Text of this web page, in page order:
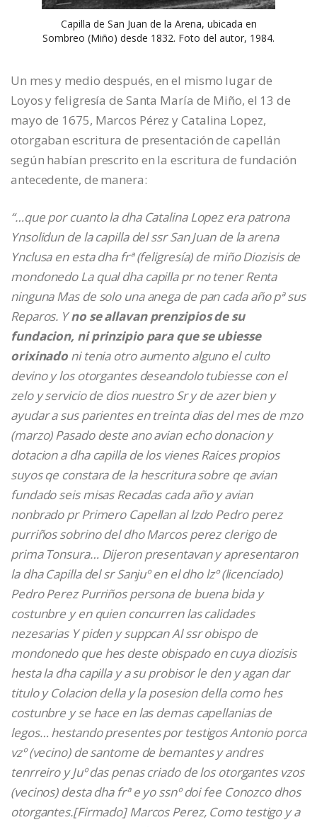
Capilla de San Juan de la Arena, ubicada en
Sombreo (Miño) desde 1832. Foto del autor, 1984.
Un mes y medio después, en el mismo lugar de
Loyos y feligresía de Santa María de Miño, el 13 de
mayo de 1675, Marcos Pérez y Catalina Lopez,
otorgaban escritura de presentación de capellán
según habían prescrito en la escritura de fundación
antecedente, de manera:
“…que por cuanto la dha Catalina Lopez era patrona
Ynsolidun de la capilla del ssr San Juan de la arena
Ynclusa en esta dha frª (feligresía) de miño Diozisis de
mondonedo La qual dha capilla pr no tener Renta
ninguna Mas de solo una anega de pan cada año pª sus
Reparos. Yno se allavan prenzipios de su
fundacion, ni prinzipio para que se ubiesse
orixinado ni tenia otro aumento alguno el culto
devino y los otorgantes deseandolo tubiesse con el
zelo y servicio de dios nuestro Sr y de azer bien y
ayudar a sus parientes en treinta dias del mes de mzo
(marzo) Pasado deste ano avian echo donacion y
dotacion a dha capilla de los vienes Raices propios
suyos qe constara de la hescritura sobre qe avian
fundado seis misas Recadas cada año y avian
nonbrado pr Primero Capellan al lzdo Pedro perez
purriños sobrino del dho Marcos perez clerigo de
prima Tonsura… Dijeron presentavan y apresentaron
la dha Capilla del sr Sanjuº en el dho lzº (licenciado)
Pedro Perez Purriños persona de buena bida y
costunbre y en quien concurren las calidades
nezesarias Y piden y suppcan Al ssr obispo de
mondonedo que hes deste obispado en cuya diozisis
hesta la dha capilla y a su probisor le den y agan dar
titulo y Colacion della y la posesion della como hes
costunbre y se hace en las demas capellanias de
legos… hestando presentes por testigos Antonio porca
vzº (vecino) de santome de bemantes y andres
tenrreiro y Juº das penas criado de los otorgantes vzos
(vecinos) desta dha frª e yo ssnº doi fee Conozco dhos
otorgantes.[Firmado] Marcos Perez, Como testigo y a